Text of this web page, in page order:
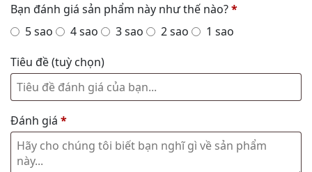
Bạn đánh giá sản phẩm này như thế nào?*
5 sao
4 sao 3 sao 2 sao
1 sao
Tiêu đề(tuỳ chọn)
Đánh giá *